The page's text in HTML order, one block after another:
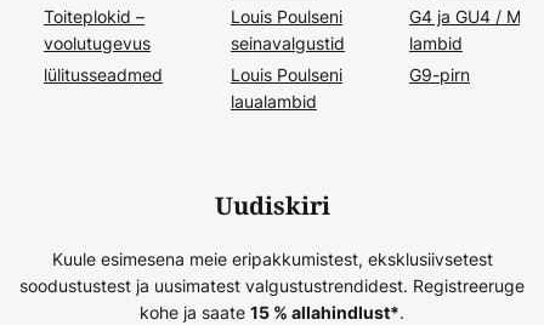
Toiteplokid –
voolutugevus
Louis Poulseni
seinavalgustid
G4 ja GU4 /
lambid
lülitusseadmed
Louis Poulseni
laualambid
G9-pirn
Uudiskiri
Kuule esimesena meie eripakkumistest, eksklusiivsetest
soodustustest ja uusimatest valgustustrendidest. Registreeruge
kohe ja saate 15 % allahindlust*.